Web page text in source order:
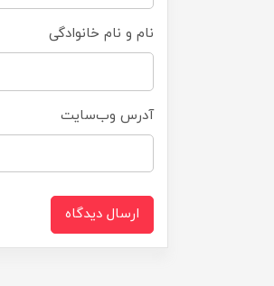
نام و نام خانوادگی
آدرس وب‌سایت
ارسال دیدگاه